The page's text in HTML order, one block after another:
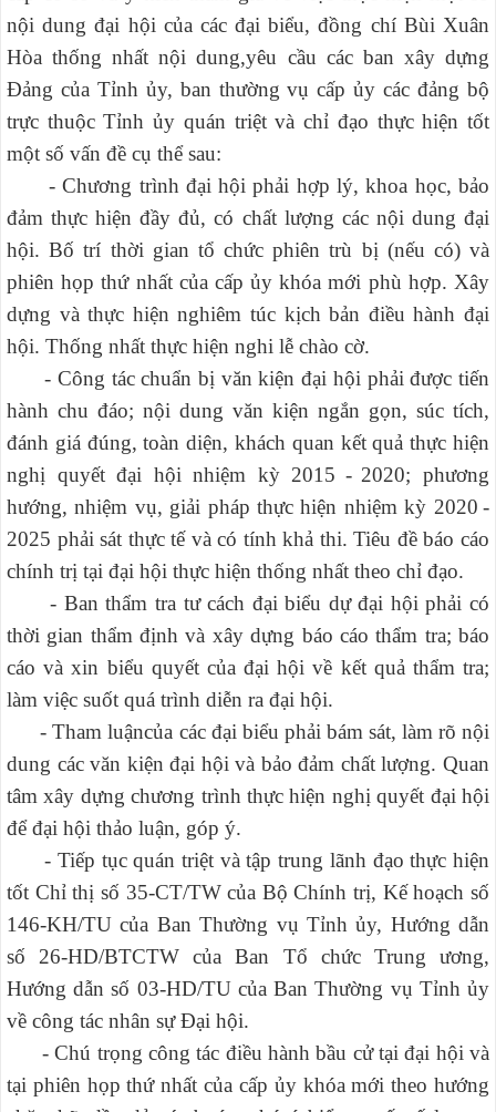
nội dung đại hội của các đại biểu, đồng chí Bùi Xuân
Hòa thống nhất nội dung,yêu cầu các ban xây dựng
Đảng của Tỉnh ủy, ban thường vụ cấp ủy các đảng bộ
trực thuộc Tỉnh ủy quán triệt và chỉ đạo thực hiện tốt
một số vấn đề cụ thểsau:
- Chương trình đại hội phải hợp lý, khoa học, bảo
đảm thực hiện đầy đủ, có chất lượng các nội dung đại
hội. Bố trí thời gian tổ chức phiên trù bị (nếu có) và
phiên họp thứ nhất của cấp ủy khóa mới phù hợp. Xây
dựng và thực hiện nghiêm túc kịch bản điều hành đại
hội. Thống nhất thực hiện nghi lễ chào cờ.
- Công tác chuẩn bị văn kiện đại hội phải được tiến
hành chu đáo; nội dung văn kiện ngắn gọn, súc tích,
đánh giá đúng, toàn diện, khách quan kết quả thực hiện
nghị quyết đại hội nhiệm kỳ 2015 - 2020; phương
hướng, nhiệm vụ, giải pháp thực hiện nhiệm kỳ 2020 -
2025 phải sát thực tế và có tính khả thi. Tiêu đề báo cáo
chính trị tại đại hội thực hiện thống nhất theo chỉ đạo.
- Ban thẩm tra tư cách đại biểu dự đại hội phải có
thời gian thẩm định và xây dựng báo cáo thẩm tra; báo
cáo và xin biểu quyết của đại hội về kết quả thẩm tra;
làm việc suốt quá trình diễn ra đại hội.
- Tham luậncủa các đại biểu phải bám sát, làm rõ nội
dung các văn kiện đại hội và bảo đảm chất lượng. Quan
tâm xây dựng chương trình thực hiện nghị quyết đại hội
để đại hội thảo luận, góp ý.
- Tiếp tục quán triệt và tập trung lãnh đạo thực hiện
tốt Chỉ thị số 35-CT/TW của Bộ Chính trị, Kế hoạch số
146-KH/TU của Ban Thường vụ Tỉnh ủy, Hướng dẫn
số 26-HD/BTCTW của Ban Tổ chức Trung ương,
Hướng dẫn số 03-HD/TU của Ban Thường vụ Tỉnh ủy
về công tác nhân sự Đại hội.
- Chú trọng công tác điều hành bầu cử tại đại hội và
tại phiên họp thứ nhất của cấp ủy khóa mới theo hướng